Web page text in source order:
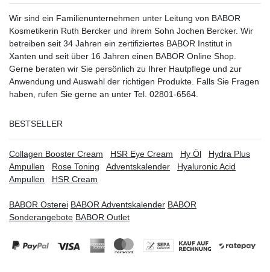
Wir sind ein Familienunternehmen unter Leitung von BABOR
Kosmetikerin Ruth Bercker und ihrem Sohn Jochen Bercker. Wir
betreiben seit 34 Jahren ein zertifiziertes BABOR Institut in
Xanten und seit über 16 Jahren einen BABOR Online Shop.
Gerne beraten wir Sie persönlich zu Ihrer Hautpflege und zur
Anwendung und Auswahl der richtigen Produkte. Falls Sie Fragen
haben, rufen Sie gerne an unter Tel. 02801-6564.
BESTSELLER
Collagen Booster Cream HSR Eye Cream Hy Öl
Hydra Plus
Ampullen
Rose Toning Adventskalender
Hyaluronic Acid
Ampullen
HSR Cream
BABOR Osterei BABOR Adventskalender BABOR
Sonderangebote BABOR Outlet